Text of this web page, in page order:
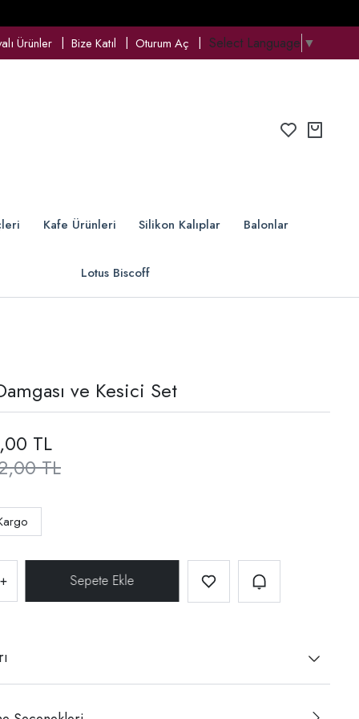
Ürünler Bize Katıl Oturum Aç Select Language ▼
Kafe Ürünleri Silikon Kalıplar Balonlar
Lotus Biscoff
ve Kesici Set
TL
TL
+